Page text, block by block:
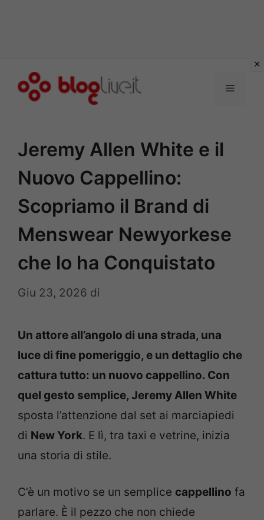
Menu
Jeremy Allen White e il
Nuovo Cappellino:
Scopriamo il Brand di
Menswear Newyorkese
che lo ha Conquistato
Giu 23, 2026 di
Un attore all’angolo di una strada, una
luce di fine pomeriggio, e un dettaglio che
cattura tutto: un nuovo cappellino. Con
quel gesto semplice, Jeremy Allen White
sposta l’attenzione dal set ai marciapiedi
di New York. E lì, tra taxi e vetrine, inizia
una storia di stile.
C’è un motivo se un semplice cappellino fa
parlare. È il pezzo che non chiede